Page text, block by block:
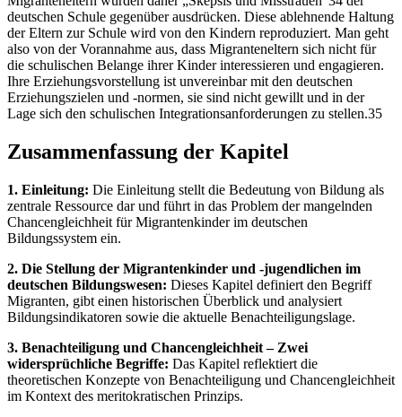
deutschen Schule gegenüber ausdrücken. Diese ablehnende Haltung
der Eltern zur Schule wird von den Kindern reproduziert. Man geht
also von der Vorannahme aus, dass Migranteneltern sich nicht für
die schulischen Belange ihrer Kinder interessieren und engagieren.
Ihre Erziehungsvorstellung ist unvereinbar mit den deutschen
Erziehungszielen und -normen, sie sind nicht gewillt und in der
Lage sich den schulischen Integrationsanforderungen zu stellen.35
Zusammenfassung der Kapitel
1. Einleitung: Die Einleitung stellt die Bedeutung von Bildung als
zentrale Ressource dar und führt in das Problem der mangelnden
Chancengleichheit für Migrantenkinder im deutschen
Bildungssystem ein.
2. Die Stellung der Migrantenkinder und -jugendlichen im
deutschen Bildungswesen: Dieses Kapitel definiert den Begriff
Migranten, gibt einen historischen Überblick und analysiert
Bildungsindikatoren sowie die aktuelle Benachteiligungslage.
3. Benachteiligung und Chancengleichheit – Zwei
widersprüchliche Begriffe: Das Kapitel reflektiert die
theoretischen Konzepte von Benachteiligung und Chancengleichheit
im Kontext des meritokratischen Prinzips.